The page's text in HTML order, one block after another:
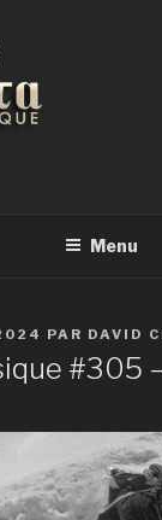
Menu
PAR DAVID
#305